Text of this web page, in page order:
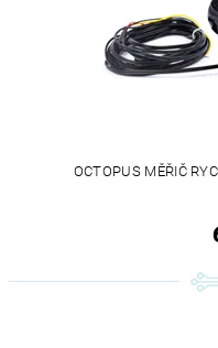
OCTOPUS MĚŘIČ